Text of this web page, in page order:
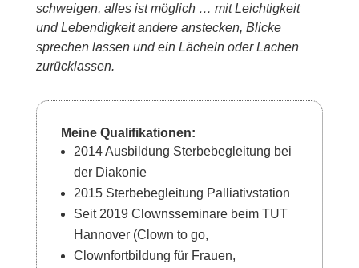
schweigen, alles ist möglich … mit Leichtigkeit
und Lebendigkeit andere anstecken, Blicke
sprechen lassen und ein Lächeln oder Lachen
zurücklassen.
Meine Qualifikationen:
2014 Ausbildung Sterbebegleitung bei
der Diakonie
2015 Sterbebegleitung Palliativstation
Seit 2019 Clownsseminare beim TUT
Hannover (Clown to go,
Clownfortbildung für Frauen,